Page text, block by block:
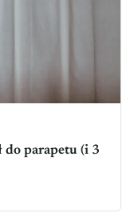
do parapetu (i 3